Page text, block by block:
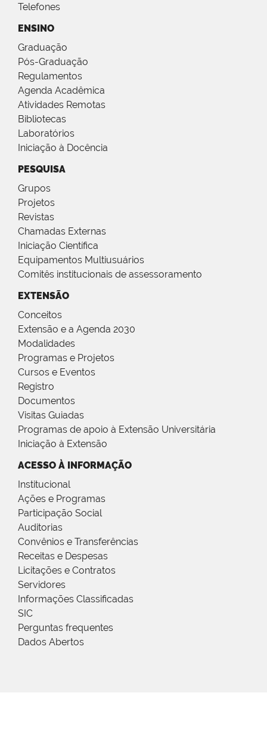
Telefones
ENSINO
Graduação
Pós-Graduação
Regulamentos
Agenda Acadêmica
Atividades Remotas
Bibliotecas
Laboratórios
Iniciação à Docência
PESQUISA
Grupos
Projetos
Revistas
Chamadas Externas
Iniciação Científica
Equipamentos Multiusuários
Comitês institucionais de assessoramento
EXTENSÃO
Conceitos
Extensão e a Agenda 2030
Modalidades
Programas e Projetos
Cursos e Eventos
Registro
Documentos
Visitas Guiadas
Programas de apoio à Extensão Universitária
Iniciação à Extensão
ACESSO À INFORMAÇÃO
Institucional
Ações e Programas
Participação Social
Auditorias
Convênios e Transferências
Receitas e Despesas
Licitações e Contratos
Servidores
Informações Classificadas
SIC
Perguntas frequentes
Dados Abertos